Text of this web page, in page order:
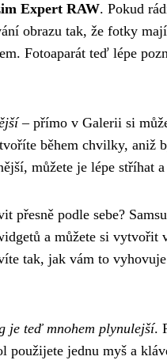
Expert RAW. Pokud
obrazu tak, že fotky
Fotoaparát teď lépe
– přímo v Galerii si
během chvilky, aniž
můžete je lépe stříhat
přesně podle sebe?
a můžete si vytvořit
tak, jak vám to
je teď mnohem plynulejší.
jednu myš a